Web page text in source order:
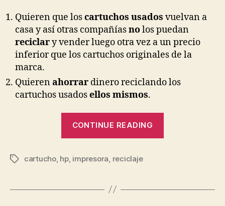
Quieren que loscartuchos usados vuelvan a
casa y así otras compañíasnolos puedan
reciclary vender luego otra vez a un precio
inferior que los cartuchos originales de la
marca.
Quierenahorrar dinero reciclando los
cartuchos usadosellos mismos.
CONTINUE READING
reciclado
Tagscartucho, hp, impresora reciclaje